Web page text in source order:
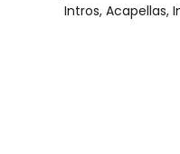
Intros, Acapellas,